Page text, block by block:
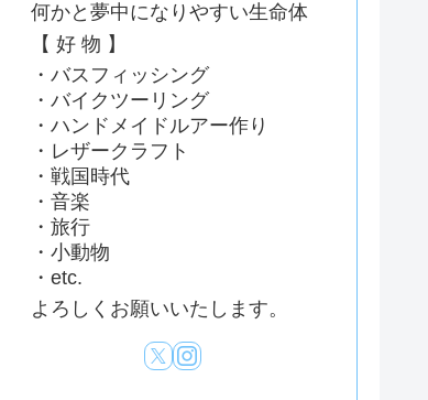
何かと夢中になりやすい生命体
【 好 物 】
・バスフィッシング
・バイクツーリング
・ハンドメイドルアー作り
・レザークラフト
・戦国時代
・音楽
・旅行
・小動物
・etc.
よろしくお願いいたします。